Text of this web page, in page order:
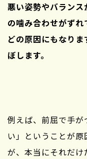
悪い姿勢やバラン
の噛み合わせがず
どの原因にもなり
ぼします。
例えば、前屈で手
い」ということが
が、本当にそれだけ